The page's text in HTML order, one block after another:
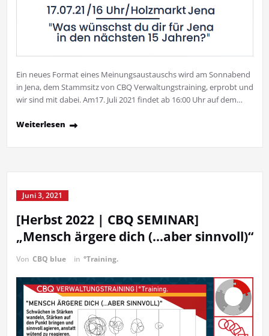
Ein neues Format eines Meinungsaustauschs wird am Sonnabend
in Jena, dem Stammsitz von CBQ Verwaltungstraining, erprobt und
wir sind mit dabei. Am17. Juli 2021 findet ab 16:00 Uhr auf dem…
Weiterlesen
Juni 3, 2021
[Herbst 2022 | CBQ SEMINAR]
„Mensch ärgere dich (…aber sinnvoll)“
Von CBQ blue in °Training.